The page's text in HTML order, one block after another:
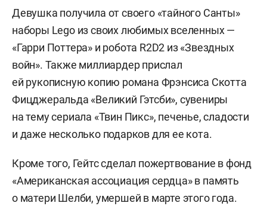
Девушка получила от своего «тайного Санты»
наборы Lego из своих любимых вселенных —
«Гарри Поттера» и робота R2D2 из «Звездных
войн». Также миллиардер прислал
ей рукописную копию романа Фрэнсиса Скотта
Фицджеральда «Великий Гэтсби», сувениры
на тему сериала «Твин Пикс», печенье, сладости
и даже несколько подарков для ее кота.
Кроме того, Гейтс сделал пожертвование в фонд
«Американская ассоциация сердца» в память
о матери Шелби, умершей в марте этого года.